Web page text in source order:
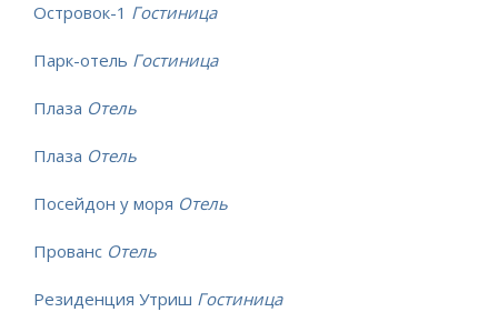
Островок-1 Гостиница
Парк-отель Гостиница
Плаза Отель
Плаза Отель
Посейдон у моря Отель
Прованс Отель
Резиденция Утриш Гостиница